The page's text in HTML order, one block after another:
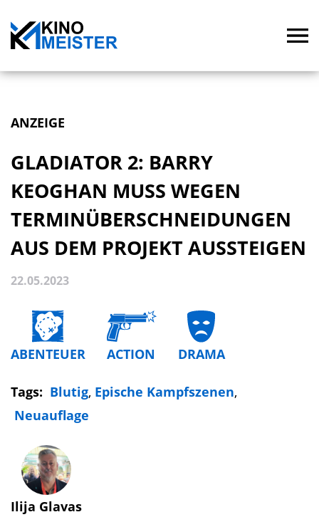
ANZEIGE
GLADIATOR 2: BARRY
KEOGHAN MUSS WEGEN
TERMINÜBERSCHNEIDUNGEN
AUS DEM PROJEKT AUSSTEIGEN
22.05.2023
ABENTEUER ACTION DRAMA
Tags: Blutig, Epische Kampfszenen,
Neuauflage
Ilija Glavas